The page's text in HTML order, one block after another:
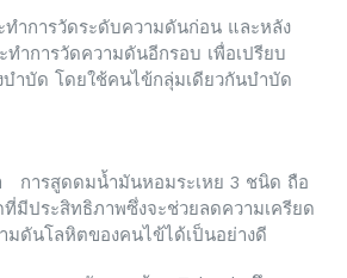
ทำการวัดระดับความดันก่อน และหลัง
ทำการวัดความดันอีกรอบ เพื่อเปรียบ
ำบัด โดยใช้คนไข้กลุ่มเดียวกันบำบัด
การสูดดมน้ำมันหอมระเหย 3 ชนิด ถือ
ที่มีประสิทธิภาพซึ่งจะช่วยลดความเครียด
ดันโลหิตของคนไข้ได้เป็นอย่างดี